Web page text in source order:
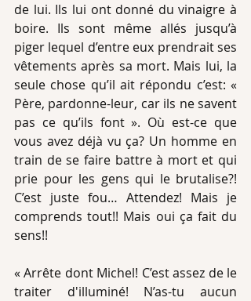
de lui. Ils lui ont donné du vinaigre à
boire. Ils sont même allés jusqu’à
piger lequel d’entre eux prendrait ses
vêtements après sa mort. Mais lui, la
seule chose qu’il ait répondu c’est: «
Père, pardonne-leur, car ils ne savent
pas ce qu’ils font ». Où est-ce que
vous avez déjà vu ça? Un homme en
train de se faire battre à mort et qui
prie pour les gens qui le brutalise?!
C’est juste fou… Attendez! Mais je
comprends tout!! Mais oui ça fait du
sens!!
« Arrête dont Michel! C’est assez de le
traiter d'illuminé! N’as-tu aucun